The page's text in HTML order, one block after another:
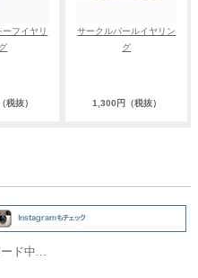
フイヤリ
税抜）
サークルパールイヤリン
グ
1,300円（税抜）
ード中...